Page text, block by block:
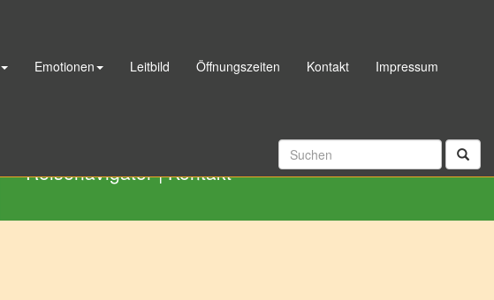
Reisenavigator|Kontakt
Emotionen Leitbild Öffnungszeiten Kontakt Impressum